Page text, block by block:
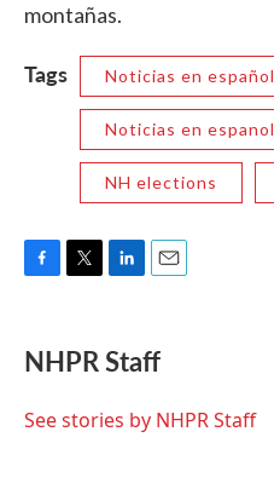
montañas.
Tags Noticias en español
Noticias en espanol
NH elections
e
b
o
t
t
r
k
e
I
i
l
NHPR Staff
See stories by NHPR Staff